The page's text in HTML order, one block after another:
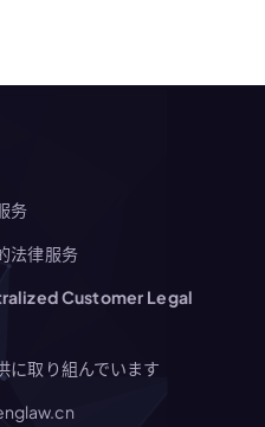
务
法律服务
Customer Legal
に取り組んでいます